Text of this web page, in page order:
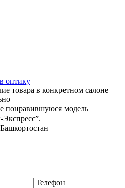
оптику
товара в конкретном салоне
понравившуюся модель
Телефон